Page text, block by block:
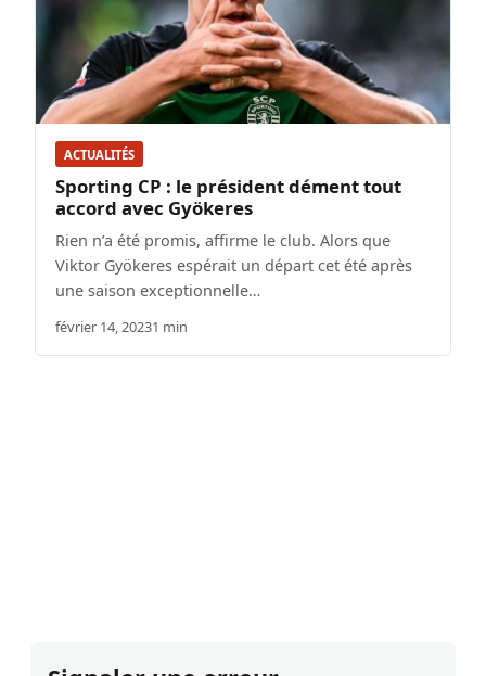
ACTUALITÉS
Sporting CP : le président dément tout
accord avec Gyökeres
Rien n’a été promis, affirme le club. Alors que
Viktor Gyökeres espérait un départ cet été après
une saison exceptionnelle…
février 14, 20231 min